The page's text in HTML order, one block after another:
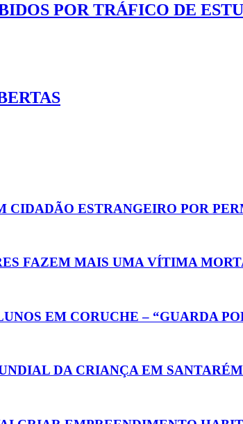
POR TRÁFICO DE
CIDADÃO ESTRANGEIRO POR
FAZEM MAIS UMA VÍTIMA
EM CORUCHE – “GUARDA
DA CRIANÇA EM